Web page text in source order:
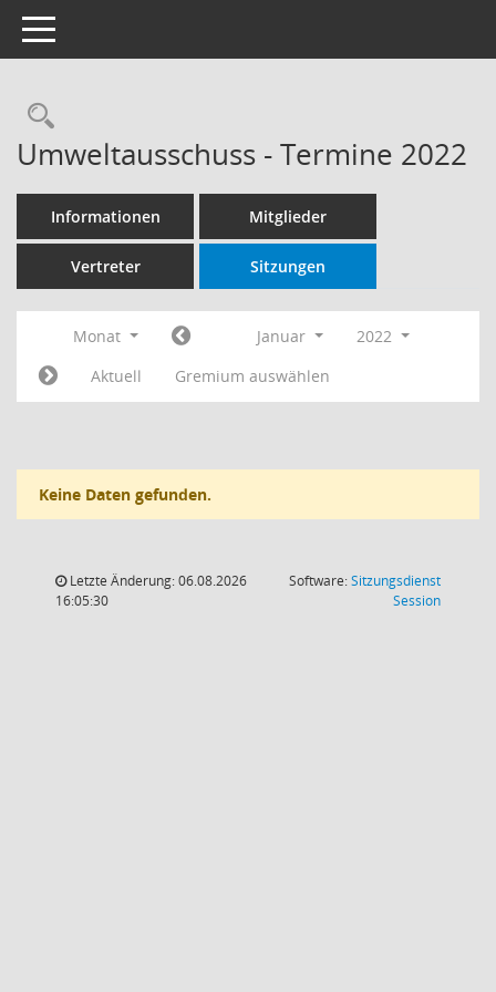
Toggle navigation
Rechercheauswahl
Umweltausschuss - Termine 2022
Informationen Mitglieder
Vertreter Sitzungen
Monat Januar
2022
Aktuell
Gremium auswählen
Keine Daten gefunden.
Letzte Änderung: 06.08.2026
16:05:30
Software:Sitzungsdienst
Session(Wird in